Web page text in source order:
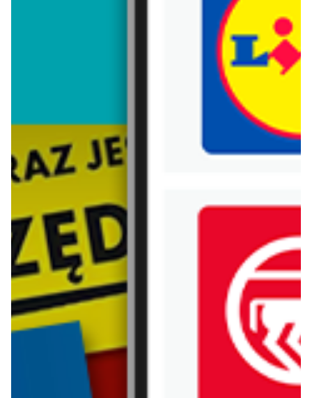
Trafiłeś na nieaktualną gazetkę
Zobacz aktualne gazetki Blix!
aktualna
Aldi
od dziś
Oferta od czwartku
WIĘCEJ GAZETEK ALDI